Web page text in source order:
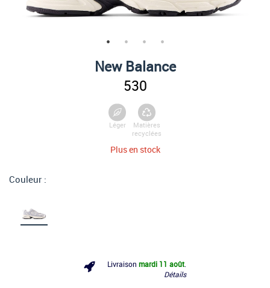
New Balance
530
Léger
Matières
recyclées
Plus en stock
Couleur :
Livraison mardi 11 août
Détails